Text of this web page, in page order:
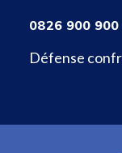
0826 900 900
Défense